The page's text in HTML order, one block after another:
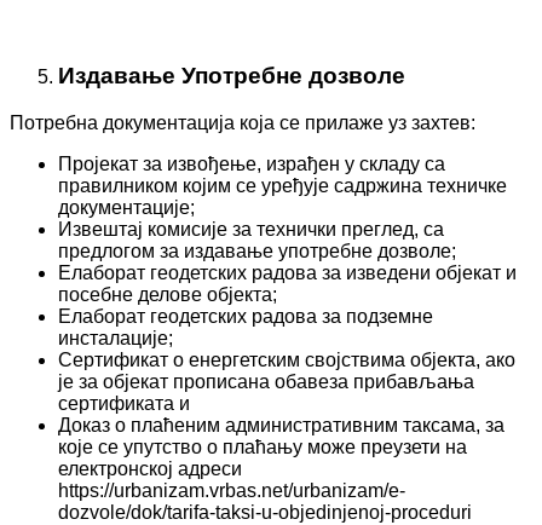
Издавање Употребне дозволе
Потребна документација која се прилаже уз захтев:
Пројекат за извођење, израђен у складу са
правилником којим се уређује садржина техничке
документације;
Извештај комисије за технички преглед, са
предлогом за издавање употребне дозволе;
Елаборат геодетских радова за изведени објекат и
посебне делове објекта;
Елаборат геодетских радова за подземне
инсталације;
Сертификат о енергетским својствима објекта, ако
је за објекат прописана обавеза прибављања
сертификата и
Доказ о плаћеним административним таксама, за
које се упутство о плаћању може преузети на
електронској адреси
https://urbanizam.vrbas.net/urbanizam/e-
dozvole/dok/tarifa-taksi-u-objedinjenoj-proceduri